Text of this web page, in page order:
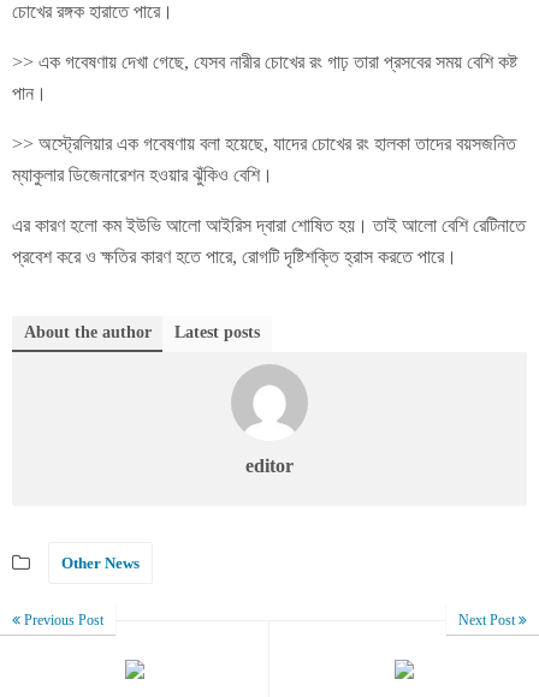
চোখের রঙ্গক হারাতে পারে।
>> এক গবেষণায় দেখা গেছে, যেসব নারীর চোখের রং গাঢ় তারা প্রসবের সময় বেশি কষ্ট
পান।
>> অস্ট্রেলিয়ার এক গবেষণায় বলা হয়েছে, যাদের চোখের রং হালকা তাদের বয়সজনিত
ম্যাকুলার ডিজেনারেশন হওয়ার ঝুঁকিও বেশি।
এর কারণ হলো কম ইউভি আলো আইরিস দ্বারা শোষিত হয়। তাই আলো বেশি রেটিনাতে
প্রবেশ করে ও ক্ষতির কারণ হতে পারে, রোগটি দৃষ্টিশক্তি হ্রাস করতে পারে।
About the author Latest posts
editor
Other News
Previous Post Next Post